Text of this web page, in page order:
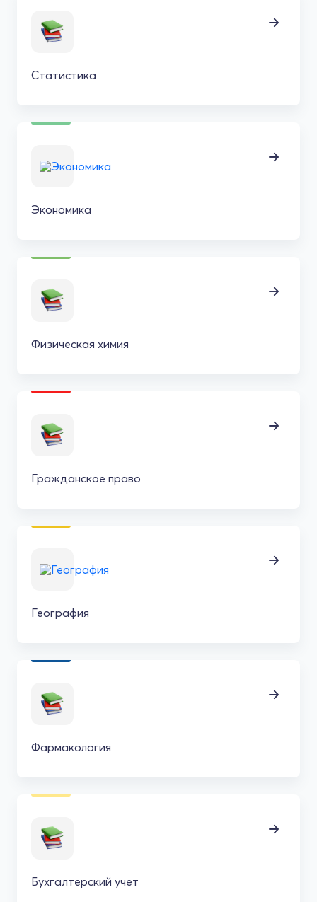
Статистика
Экономика
Физическая химия
Гражданское право
География
Фармакология
Бухгалтерский учет